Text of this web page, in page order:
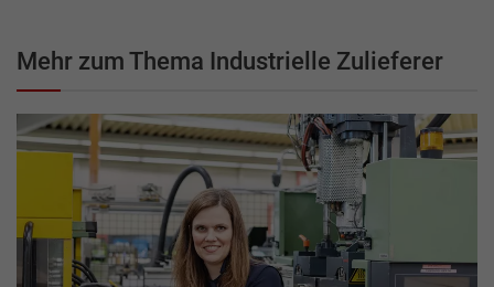
Mehr zum Thema Industrielle Zulieferer